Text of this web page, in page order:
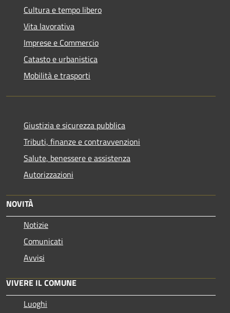
Cultura e tempo libero
Vita lavorativa
Imprese e Commercio
Catasto e urbanistica
Mobilità e trasporti
Giustizia e sicurezza pubblica
Tributi, finanze e contravvenzioni
Salute, benessere e assistenza
Autorizzazioni
NOVITÀ
Notizie
Comunicati
Avvisi
VIVERE IL COMUNE
Luoghi